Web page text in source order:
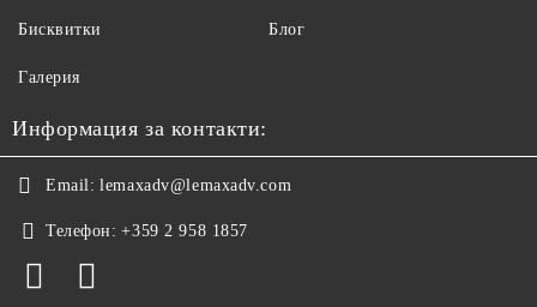
Бисквитки Блог
Галерия
Информация за контакти:
Email: lemaxadv@lemaxadv.com
Телефон: +359 2 958 1857